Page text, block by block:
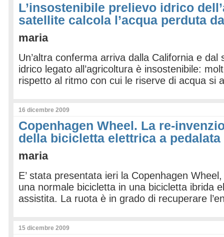
L’insostenibile prelievo idrico
satellite calcola l’acqua perduta
maria
Un’altra conferma arriva dalla California e dal
idrico legato all’agricoltura è insostenibile:
rispetto al ritmo con cui le riserve di acqua si
16 dicembre 2009
Copenhagen Wheel. La re-
della bicicletta elettrica a
maria
E’ stata presentata ieri la Copenhagen
una normale bicicletta in una bicicletta ibrida
assistita. La ruota è in grado di recuperare
15 dicembre 2009